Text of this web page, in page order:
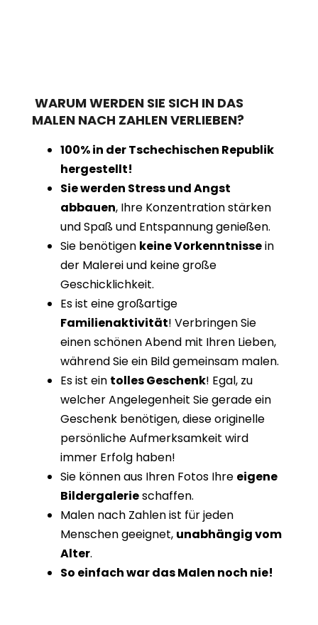
WARUM WERDEN SIE SICH IN DAS
MALEN NACH ZAHLEN VERLIEBEN?
100% in der Tschechischen Republik
hergestellt!
Sie werden Stress und Angst
abbauen, Ihre Konzentration stärken
und Spaß und Entspannung genießen.
Sie benötigen keine Vorkenntnissein
der Malerei und keine große
Geschicklichkeit.
Es ist eine großartige
Familienaktivität! Verbringen Sie
einen schönen Abend mit Ihren Lieben,
während Sie ein Bild gemeinsam malen.
Es ist ein tolles Geschenk! Egal, zu
welcher Angelegenheit Sie gerade ein
Geschenk benötigen, diese originelle
persönliche Aufmerksamkeit wird
immer Erfolg haben!
Sie können aus Ihren Fotos Ihre eigene
Bildergalerieschaffen.
Malen nach Zahlen ist für jeden
Menschen geeignet, unabhängig vom
Alter.
So einfach war das Malen noch nie!